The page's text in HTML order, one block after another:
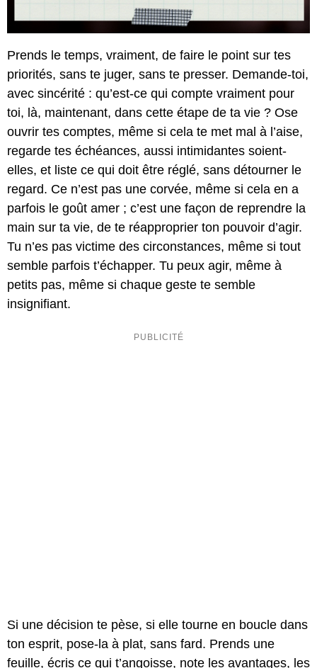
Prends le temps, vraiment, de faire le point sur tes
priorités, sans te juger, sans te presser. Demande-toi,
avec sincérité : qu’est-ce qui compte vraiment pour
toi, là, maintenant, dans cette étape de ta vie ? Ose
ouvrir tes comptes, même si cela te met mal à l’aise,
regarde tes échéances, aussi intimidantes soient-
elles, et liste ce qui doit être réglé, sans détourner le
regard. Ce n’est pas une corvée, même si cela en a
parfois le goût amer ; c’est une façon de reprendre la
main sur ta vie, de te réapproprier ton pouvoir d’agir.
Tu n’es pas victime des circonstances, même si tout
semble parfois t’échapper. Tu peux agir, même à
petits pas, même si chaque geste te semble
insignifiant.
Si une décision te pèse, si elle tourne en boucle dans
ton esprit, pose-la à plat, sans fard. Prends une
feuille, écris ce qui t’angoisse, note les avantages, les